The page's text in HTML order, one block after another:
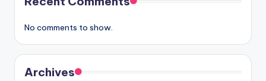
No comments to show.
Archives